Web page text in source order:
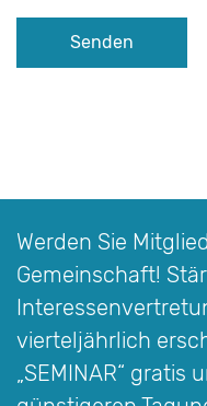
Werden Sie
Gemeinschaft!
vierteljährlich
„SEMINAR“ gratis